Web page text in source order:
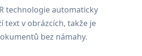
technologie automaticky
text v obrázcích, takže je
bez námahy.